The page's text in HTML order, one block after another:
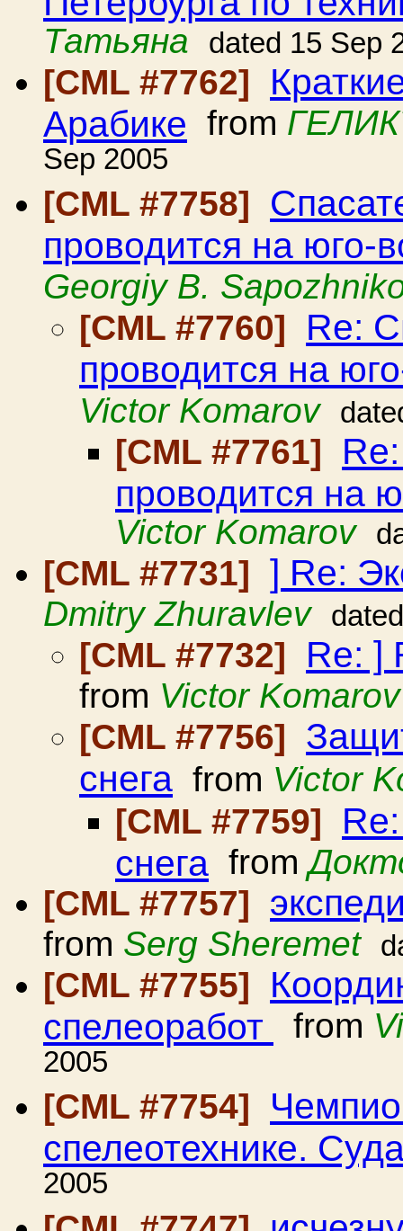
Татьяна
dated 15 Sep
[CML #7762]
Арабике from
Sep 2005
[CML #7758]
проводится на юго-
Georgiy B.
[CML #7760]
Re:
проводится на
Victor Komarov
[CML #7761]
проводится на
Victor Komarov
[CML #7731] ] Re:
Dmitry Zhuravlev
[CML #7732] Re: ]
from Victor Komarov
[CML #7756]
снега from Victor
[CML #7759]
снега from
[CML #7757]
from Serg Sheremet
[CML #7755]
спелеоработ from
2005
[CML #7754]
спелеотехнике.
2005